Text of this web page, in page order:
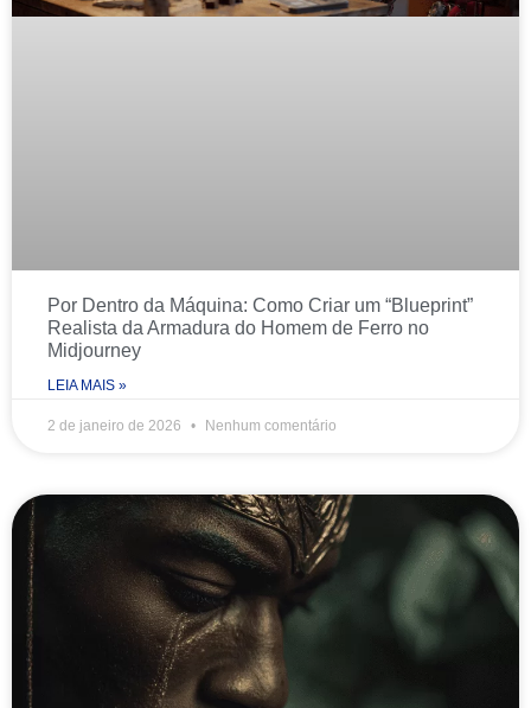
Por Dentro da Máquina: Como Criar um “Blueprint”
Realista da Armadura do Homem de Ferro no
Midjourney
LEIA MAIS »
2 de janeiro de 2026 Nenhum comentário